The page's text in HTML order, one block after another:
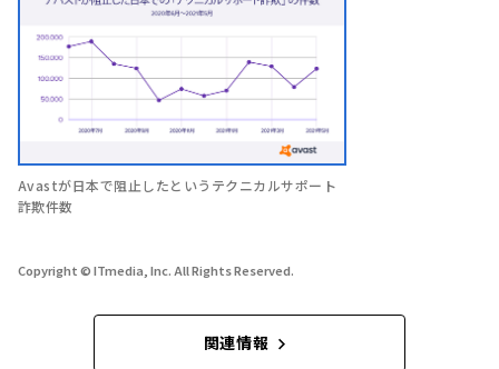
Avastが日本で阻止したというテクニカルサポート
詐欺件数
Copyright © ITmedia, Inc. All Rights Reserved.
関連情報